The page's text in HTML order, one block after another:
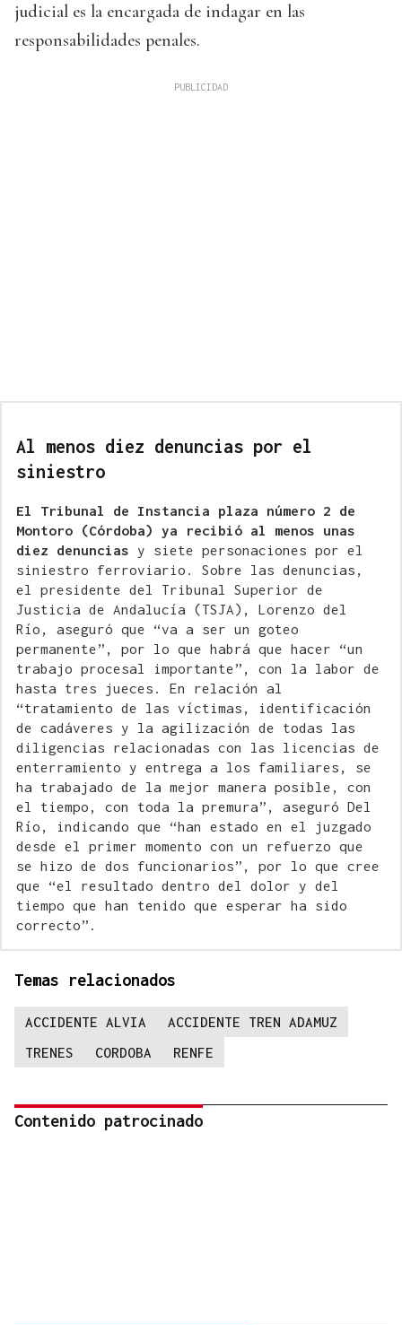
judicial es la encargada de indagar en las
responsabilidades penales.
Al menos diez denuncias por el
siniestro
El Tribunal de Instancia plaza número 2 de
Montoro (Córdoba) ya recibió al menos unas
diez denuncias y siete personaciones por el
siniestro ferroviario. Sobre las denuncias,
el presidente del Tribunal Superior de
Justicia de Andalucía (TSJA), Lorenzo del
Río, aseguró que “va a ser un goteo
permanente”, por lo que habrá que hacer “un
trabajo procesal importante”, con la labor de
hasta tres jueces. En relación al
“tratamiento de las víctimas, identificación
de cadáveres y la agilización de todas las
diligencias relacionadas con las licencias de
enterramiento y entrega a los familiares, se
ha trabajado de la mejor manera posible, con
el tiempo, con toda la premura”, aseguró Del
Río, indicando que “han estado en el juzgado
desde el primer momento con un refuerzo que
se hizo de dos funcionarios”, por lo que cree
que “el resultado dentro del dolor y del
tiempo que han tenido que esperar ha sido
correcto”.
Temas relacionados
ACCIDENTE ALVIA
ACCIDENTE TREN ADAMUZ
TRENES
CORDOBA RENFE
Contenido patrocinado